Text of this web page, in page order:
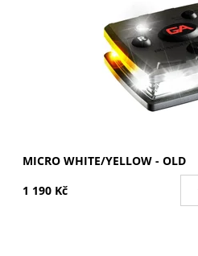
MCR-W/Y-OLD
GUARDIAN ANGEL
MICRO WHITE/YELLOW - OLD
1 190 Kč